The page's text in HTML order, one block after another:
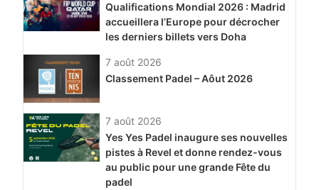
Qualifications Mondial 2026 : Madrid
accueillera l’Europe pour décrocher
les derniers billets vers Doha
Classement Padel – Aôut 2026
7 août 2026
Yes Yes Padel inaugure ses nouvelles
pistes à Revel et donne rendez-vous
au public pour une grande Fête du
padel
7 août 2026